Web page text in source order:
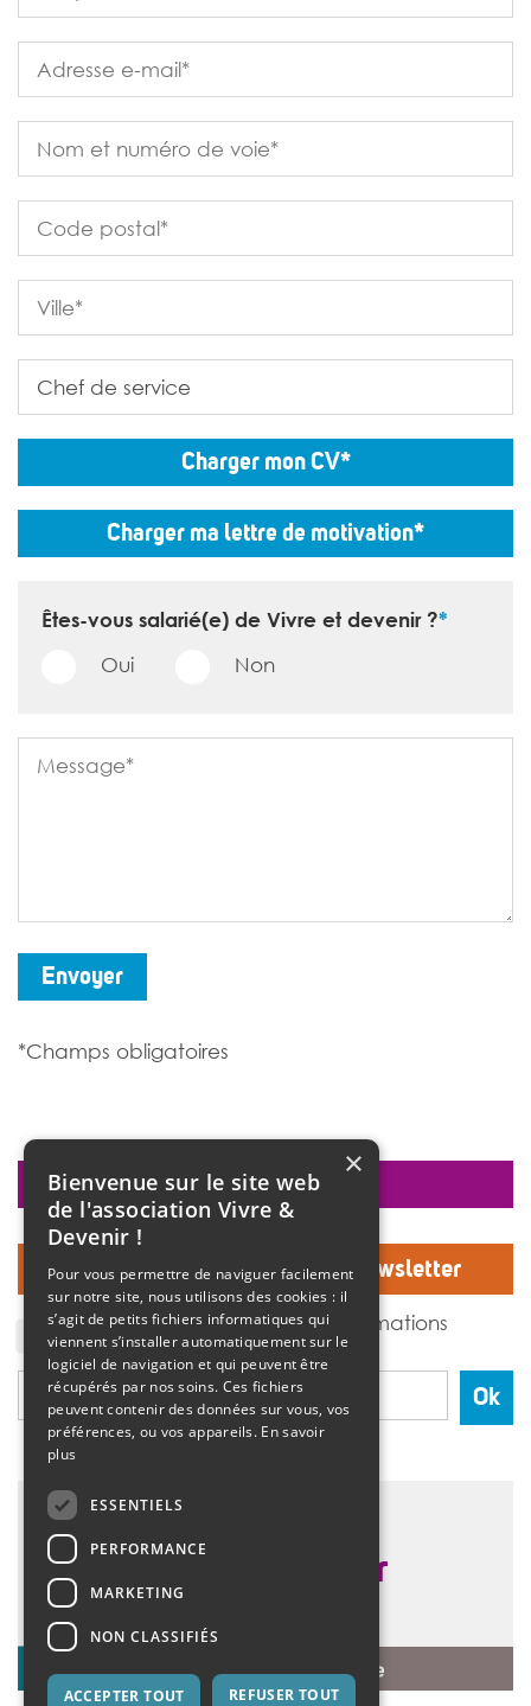
Charger mon CV*
Charger ma lettre de motivation*
Êtes-vous salarié(e) de Vivre et devenir ?*
Oui Non
Envoyer
*Champs obligatoires
Inscrivez-vous à notre Newsletter
J'accepte de recevoir des informations
de l'association Vivre et devenir.
Ok
faire un don
×
Bienvenue sur le site web
de l'association Vivre &
Devenir !
Pour vous permettre de naviguer facilement
sur notre site, nous utilisons des cookies : il
s’agit de petits fichiers informatiques qui
viennent s’installer automatiquement sur le
logiciel de navigation et qui peuvent être
récupérés par nos soins. Ces fichiers
peuvent contenir des données sur vous, vos
préférences, ou vos appareils. En savoir
plus
ESSENTIELS
PERFORMANCE
MARKETING
NON CLASSIFIÉS
ACCEPTER TOUT REFUSER TOUT